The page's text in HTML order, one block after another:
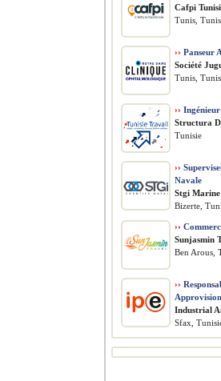
Cafpi
Tunis,
›› Panseur
Société
Tunis,
››
Structura
Tunisie
››
Navale
Stgi
Bizerte,
››
Sunjasmin
Ben Arous,
››
​Industrial
Sfax,